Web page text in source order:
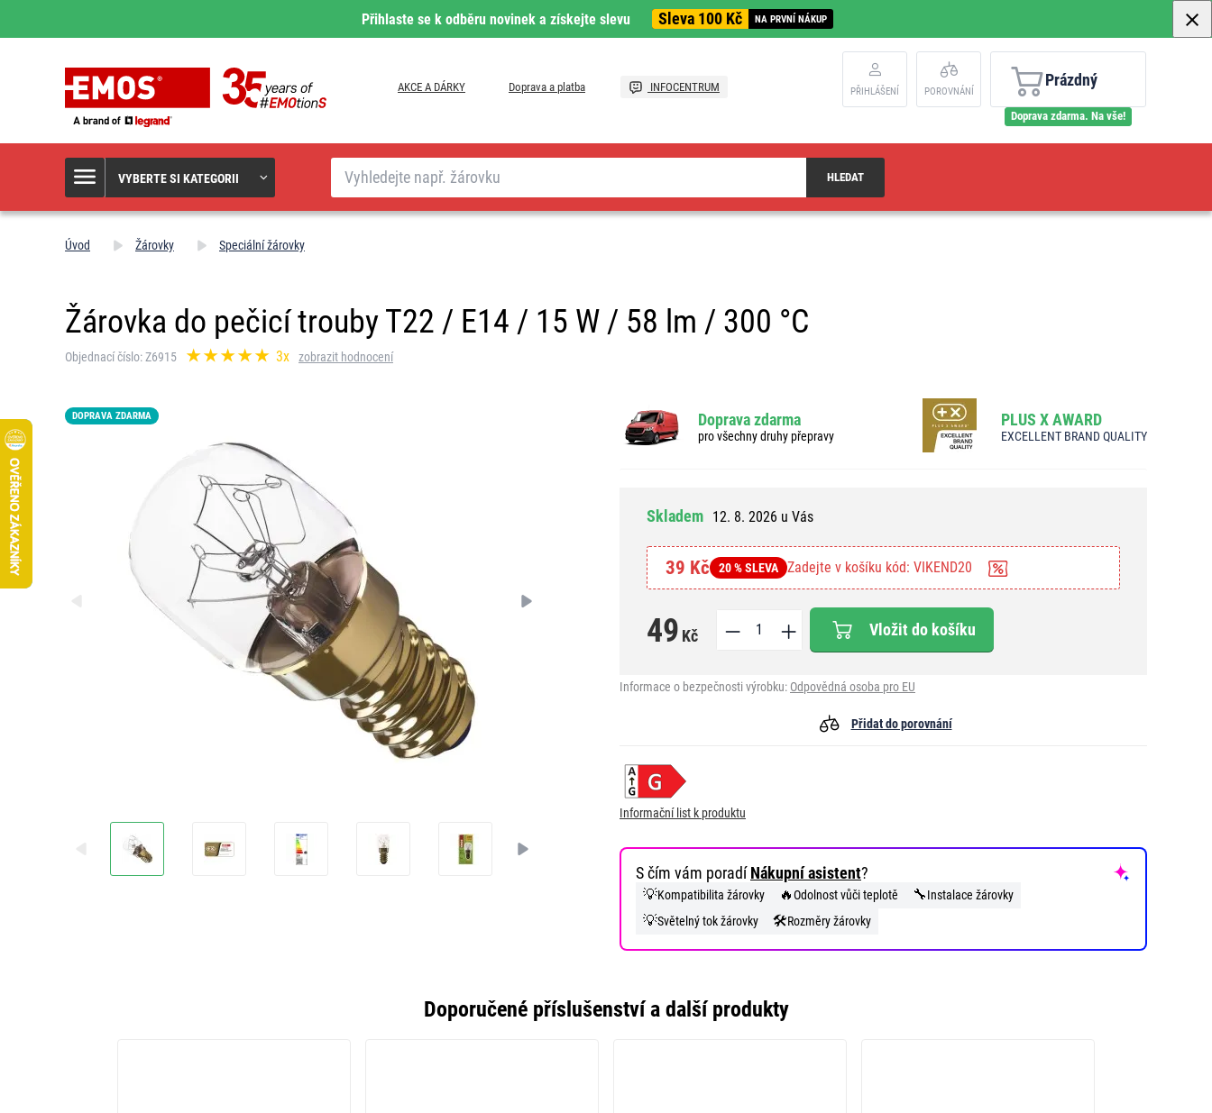
Přihlaste se k odběru novinek a získejte slevu Sleva 100 Kč NA PRVNÍ NÁKUP
AKCE A DÁRKY Doprava a platba INFOCENTRUM PŘIHLÁŠENÍ POROVNÁNÍ
Prázdný
Doprava zdarma. Na vše!
VYBERTE SI KATEGORII
Hledat
HLEDAT
Úvod Žárovky Speciální žárovky
Žárovka do pečicí trouby T22 / E14 / 15 W / 58 lm / 300 °C
Objednací číslo: Z6915 3x zobrazit hodnocení
DOPRAVA ZDARMA Doprava zdarma
pro všechny druhy přepravy
PLUS X AWARD
EXCELLENT BRAND QUALITY
Skladem 12. 8. 2026 u Vás
39 Kč 20 % SLEVA Zadejte v košíku kód: VIKEND20
49 Kč Vložit do košíku
Informace o bezpečnosti výrobku: Odpovědná osoba pro EU
Přidat do porovnání
Informační list k produktu
S čím vám poradíNákupní asistent?
💡Kompatibilita žárovky 🔥Odolnost vůči teplotě 🔧Instalace žárovky
💡Světelný tok žárovky 🛠️Rozměry žárovky
Doporučené příslušenství a další produkty